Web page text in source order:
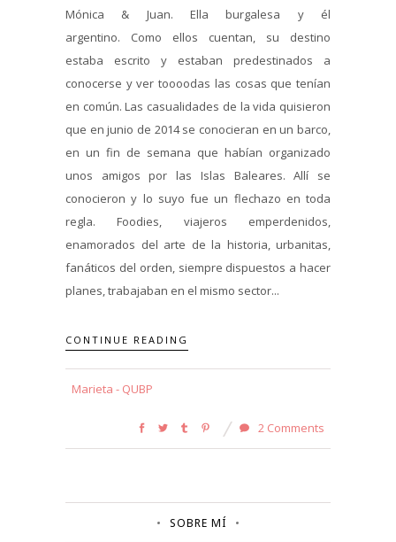
Mónica & Juan. Ella burgalesa y él
argentino. Como ellos cuentan, su destino
estaba escrito y estaban predestinados a
conocerse y ver toooodas las cosas que tenían
en común. Las casualidades de la vida quisieron
que en junio de 2014 se conocieran en un barco,
en un fin de semana que habían organizado
unos amigos por las Islas Baleares. Allí se
conocieron y lo suyo fue un flechazo en toda
regla. Foodies, viajeros emperdenidos,
enamorados del arte de la historia, urbanitas,
fanáticos del orden, siempre dispuestos a hacer
planes, trabajaban en el mismo sector...
CONTINUE READING
Marieta - QUBP
2 Comments
SOBRE MÍ